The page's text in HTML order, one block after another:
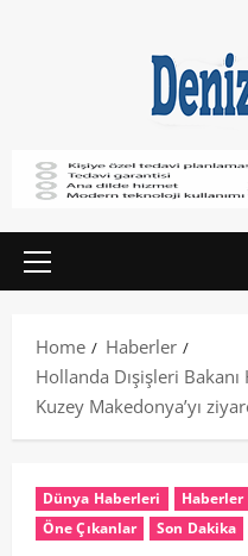
Home
Haberler
Hollanda Dışişleri
Kuzey Makedonya’yı
Dünya Haberleri
Haberler
Öne Çıkanlar
Son Dakika